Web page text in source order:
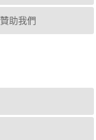
贊助我們